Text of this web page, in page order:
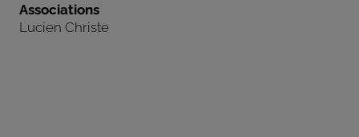
Associations
Lucien Christe